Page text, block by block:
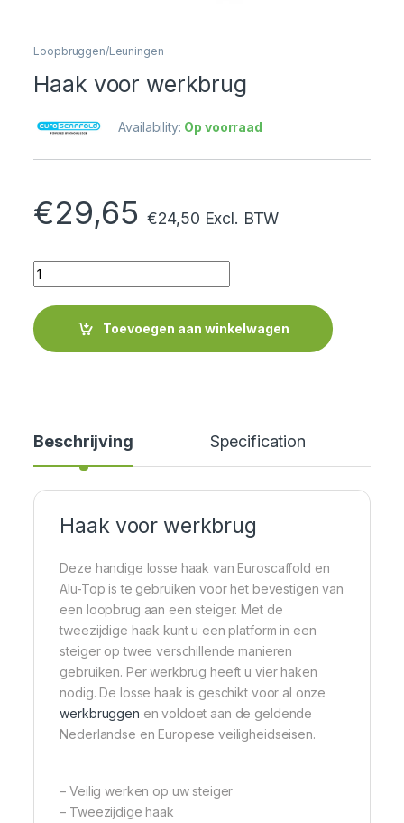
Loopbruggen/Leuningen
Haak voor werkbrug
Availability: Op voorraad
€29,65 €24,50 Excl. BTW
Quantity
Toevoegen aan winkelwagen
Beschrijving Specification
Haak voor werkbrug
Deze handige losse haak van Euroscaffold en
Alu-Top is te gebruiken voor het bevestigen van
een loopbrug aan een steiger. Met de
tweezijdige haak kunt u een platform in een
steiger op twee verschillende manieren
gebruiken. Per werkbrug heeft u vier haken
nodig. De losse haak is geschikt voor al onze
werkbruggen en voldoet aan de geldende
Nederlandse en Europese veiligheidseisen.
– Veilig werken op uw steiger
– Tweezijdige haak